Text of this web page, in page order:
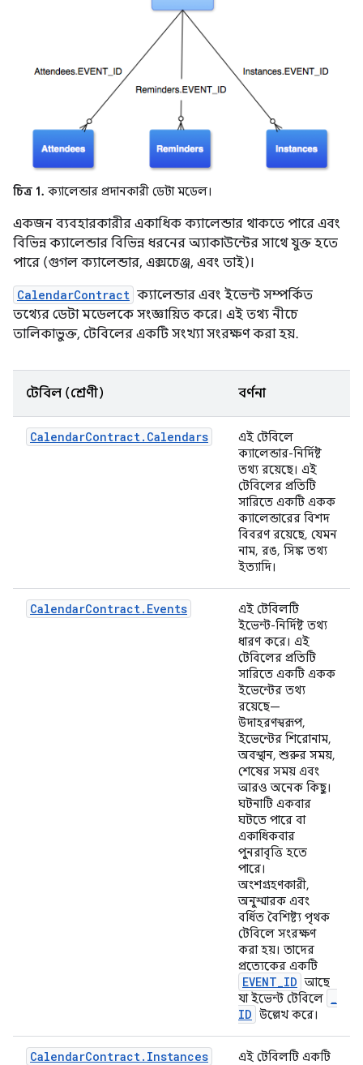
চিত্র 1. ক্যালেন্ডার প্রদানকারী ডেটা মডেল।
একজন ব্যবহারকারীর একাধিক ক্যালেন্ডার থাকতে পারে এবং
বিভিন্ন ক্যালেন্ডার বিভিন্ন ধরনের অ্যাকাউন্টের সাথে যুক্ত হতে
পারে (গুগল ক্যালেন্ডার, এক্সচেঞ্জ, এবং তাই)।
CalendarContract ক্যালেন্ডার এবং ইভেন্ট সম্পর্কিত
তথ্যের ডেটা মডেলকে সংজ্ঞায়িত করে। এই তথ্য নীচে
তালিকাভুক্ত, টেবিলের একটি সংখ্যা সংরক্ষণ করা হয়.
টেবিল (শ্রেণী) বর্ণনা
CalendarContract.Calendars
এই টেবিলে
ক্যালেন্ডার-নির্দিষ্ট
তথ্য রয়েছে। এই
টেবিলের প্রতিটি
সারিতে একটি একক
ক্যালেন্ডারের বিশদ
বিবরণ রয়েছে, যেমন
নাম, রঙ, সিঙ্ক তথ্য
ইত্যাদি।
CalendarContract. Events
এই টেবিলটি
ইভেন্ট-নির্দিষ্ট তথ্য
ধারণ করে। এই
টেবিলের প্রতিটি
সারিতে একটি একক
ইভেন্টের তথ্য
রয়েছে—
উদাহরণস্বরূপ,
ইভেন্টের শিরোনাম,
অবস্থান, শুরুর সময়,
শেষের সময় এবং
আরও অনেক কিছু।
ঘটনাটি একবার
ঘটতে পারে বা
একাধিকবার
পুনরাবৃত্তি হতে
পারে।
অংশগ্রহণকারী,
অনুস্মারক এবং
বর্ধিত বৈশিষ্ট্য পৃথক
টেবিলে সংরক্ষণ
করা হয়। তাদের
প্রত্যেকের একটি
EVENT_ID আছে
যা ইভেন্ট টেবিলে _
ID উল্লেখ করে।
CalendarContract. Instances এই টেবিলটি একটি